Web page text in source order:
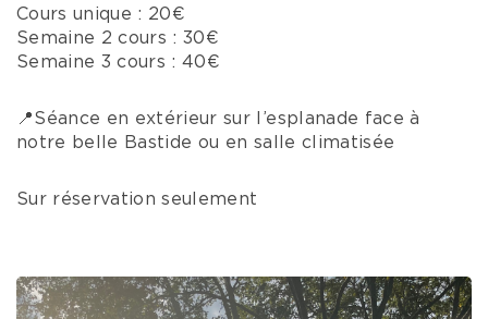
Cours unique : 20€
Semaine 2 cours : 30€
Semaine 3 cours : 40€
📍Séance en extérieur sur l’esplanade face à
notre belle Bastide ou en salle climatisée
Sur réservation seulement